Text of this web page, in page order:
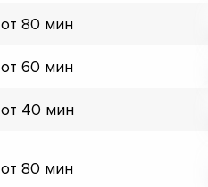
от 80 мин
от 60 мин
от 40 мин
от 80 мин